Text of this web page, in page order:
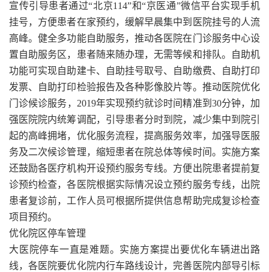
宣传引导患者通过“北京114”和“京医通”微信平台实现手机
挂号，方便患者在家预约，缓解早晨集中到医院挂号的人流
高峰。健全多功能自助服务，推动各医院在门诊服务中心设
置自助服务区，患者随来随办理，无需等候和排队。自助机
功能可实现自助建卡、自助挂号取号、自助缴费、自助打印
发票、自助打印检验报告及各种影像胶片等。推动医院优化
门诊候诊服务，2019年实现预约就诊时间精准到30分钟，加
强医院院内统筹调配，引导患者分时到院，减少集中到院引
起的高峰拥堵，优化服务流程，提高服务效率，加强导医服
务及二次候诊管理，缩短患者在院总体等候时间。实施方案
还鼓励各医疗机构开设预约服务专线。方便出院患者提前复
诊预约检查，各医院根据实际情况设立预约服务专线，出院
患者复诊前，工作人员可根据所提供信息帮助完成复诊检查
项目预约。
优化院区停车管理
大医院停车一直是难题。实施方案提出要优化车辆进出路
线，各医院要优化院内行车路线设计，完善医院内部导引标